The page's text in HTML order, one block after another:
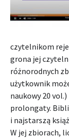
czytelnikom
grona jej
różnorodnych
użytkownik
naukowy 20
prolongaty.
i najstarszą
W jej zbiorach,